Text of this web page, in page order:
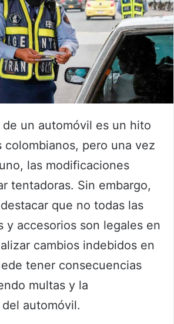
un automóvil es un hito
colombianos, pero una vez
las modificaciones
tentadoras. Sin embargo,
que no todas las
y accesorios son legales en
cambios indebidos en
tener consecuencias
multas y la
automóvil.